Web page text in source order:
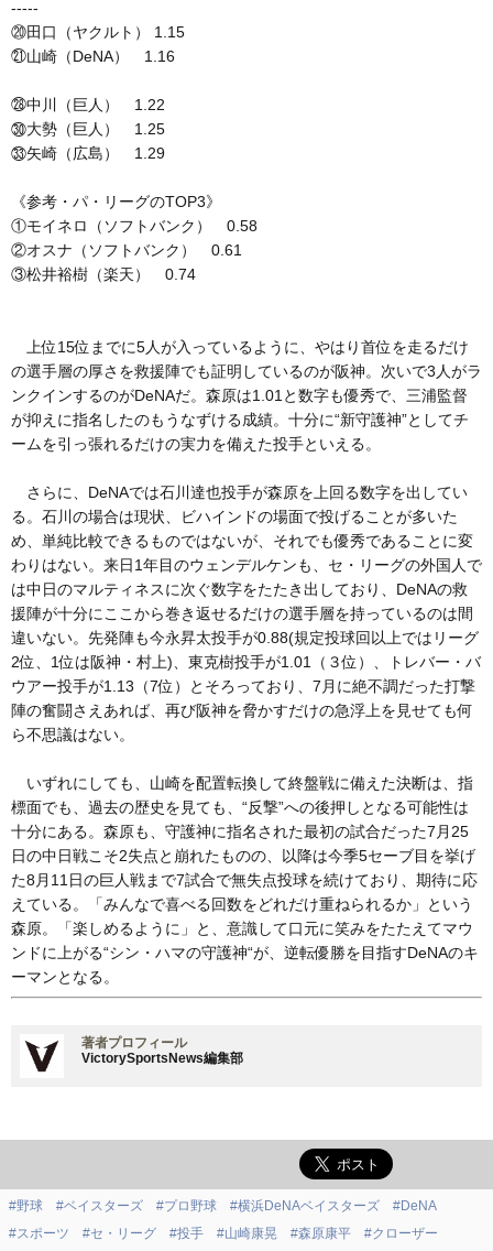
-----
⑳田口（ヤクルト） 1.15
㉑山崎（DeNA） 1.16
㉘中川（巨人） 1.22
㉚大勢（巨人） 1.25
㉝矢崎（広島） 1.29
《参考・パ・リーグのTOP3》
①モイネロ（ソフトバンク） 0.58
②オスナ（ソフトバンク） 0.61
③松井裕樹（楽天） 0.74
上位15位までに5人が入っているように、やはり首位を走るだけ
の選手層の厚さを救援陣でも証明しているのが阪神。次いで3人がラ
ンクインするのがDeNAだ。森原は1.01と数字も優秀で、三浦監督
が抑えに指名したのもうなずける成績。十分に“新守護神”としてチ
ームを引っ張れるだけの実力を備えた投手といえる。
さらに、DeNAでは石川達也投手が森原を上回る数字を出してい
る。石川の場合は現状、ビハインドの場面で投げることが多いた
め、単純比較できるものではないが、それでも優秀であることに変
わりはない。来日1年目のウェンデルケンも、セ・リーグの外国人で
は中日のマルティネスに次ぐ数字をたたき出しており、DeNAの救
援陣が十分にここから巻き返せるだけの選手層を持っているのは間
違いない。先発陣も今永昇太投手が0.88(規定投球回以上ではリーグ
2位、1位は阪神・村上)、東克樹投手が1.01（３位）、トレバー・バ
ウアー投手が1.13（7位）とそろっており、7月に絶不調だった打撃
陣の奮闘さえあれば、再び阪神を脅かすだけの急浮上を見せても何
ら不思議はない。
いずれにしても、山崎を配置転換して終盤戦に備えた決断は、指
標面でも、過去の歴史を見ても、“反撃”への後押しとなる可能性は
十分にある。森原も、守護神に指名された最初の試合だった7月25
日の中日戦こそ2失点と崩れたものの、以降は今季5セーブ目を挙げ
た8月11日の巨人戦まで7試合で無失点投球を続けており、期待に応
えている。「みんなで喜べる回数をどれだけ重ねられるか」という
森原。「楽しめるように」と、意識して口元に笑みをたたえてマウ
ンドに上がる“シン・ハマの守護神“が、逆転優勝を目指すDeNAのキ
ーマンとなる。
著者プロフィール
VictorySportsNews編集部
#野球 #ベイスターズ #プロ野球 #横浜DeNAベイスターズ
#DeNA
#スポーツ
#セ・リーグ #投手 #山崎康晃 #森原康平 #クローザー